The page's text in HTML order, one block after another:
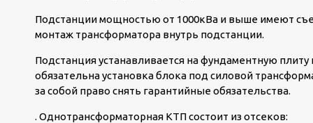
Подстанции мощностью от 1000кВа и выше имеют
монтаж трансформатора внутрь подстанции.
Подстанция устанавливается на фундаментную
обязательна установка блока под силовой
за собой право снять гарантийные обязательства.
. Однотрансформаторная КТП состоит из отсеков: